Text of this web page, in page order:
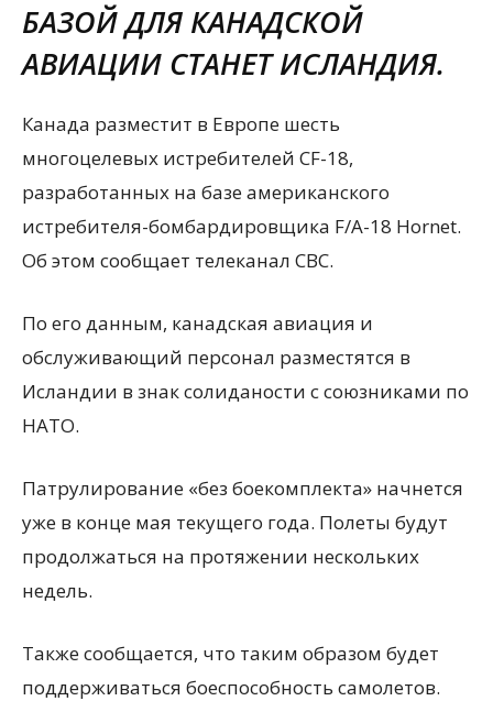
БАЗОЙ ДЛЯ КАНАДСКОЙ
АВИАЦИИ СТАНЕТ ИСЛАНДИЯ.
Канада разместит в Европе шесть
многоцелевых истребителей CF-18,
разработанных на базе американского
истребителя-бомбардировщика F/A-18 Hornet.
Об этом сообщает телеканал CBC.
По его данным, канадская авиация и
обслуживающий персонал разместятся в
Исландии в знак солиданости с союзниками по
НАТО.
Патрулирование «без боекомплекта» начнется
уже в конце мая текущего года. Полеты будут
продолжаться на протяжении нескольких
недель.
Также сообщается, что таким образом будет
поддерживаться боеспособность самолетов.